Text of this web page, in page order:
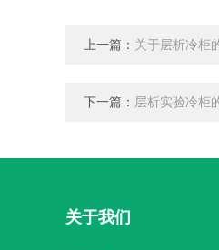
上一篇： 关于层析冷柜
下一篇： 层析实验冷柜
关于我们